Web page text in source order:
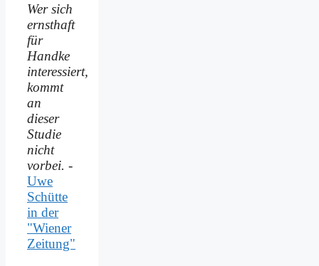
Wer sich
ernsthaft
für
Handke
interessiert,
kommt
an
dieser
Studie
nicht
vorbei. -
Uwe
Schütte
in der
"Wiener
Zeitung"